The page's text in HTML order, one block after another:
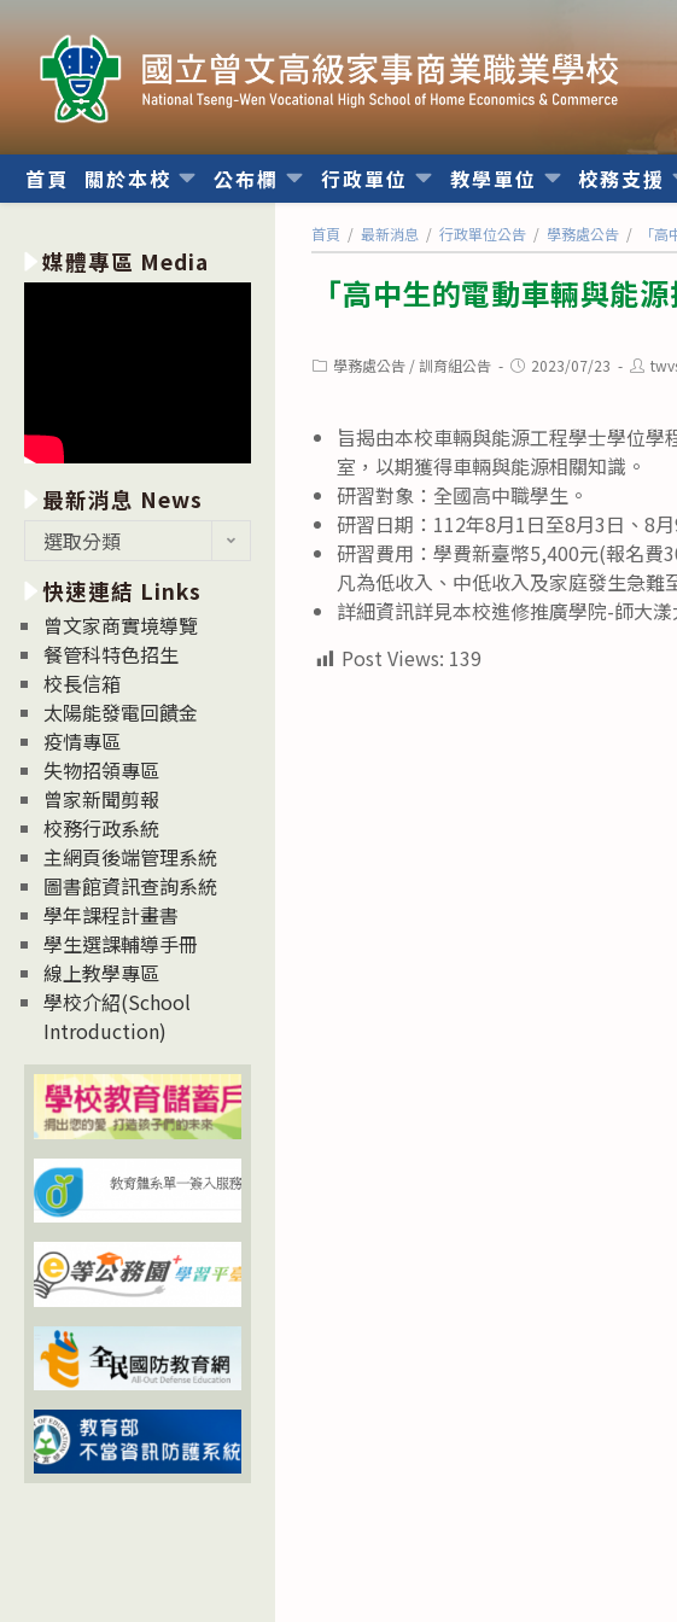
內
首頁 關於本校 公布欄 行政單位 教學單位 校務支援
首頁 / 最新消息 / 行政單位公告 / 學務處公告 / 「
「高中生的電動車輛與能
Post學務處公告 / 訓育組公告
Post2023/07/23
Post
旨揭由本校車輛與能源工程學士學位
室，以期獲得車輛與能源相關知識。
研習對象：全國高中職學生。
研習日期：112年8月1日至8月3日、8
研習費用：學費新臺幣5,400元(報名費
凡為低收入、中低收入及家庭發生急難
詳細資訊詳見本校進修推廣學院-師大
Post Views: 139
媒體專區 Media
最新消息 News
消
息
News
選取分類
快速連結 Links
曾文家商實境導覽
餐管科特色招生
校長信箱
太陽能發電回饋金
疫情專區
失物招領專區
曾家新聞剪報
校務行政系統
主網頁後端管理系統
圖書館資訊查詢系統
學年課程計畫書
學生選課輔導手冊
線上教學專區
學校介紹(School
Introduction)